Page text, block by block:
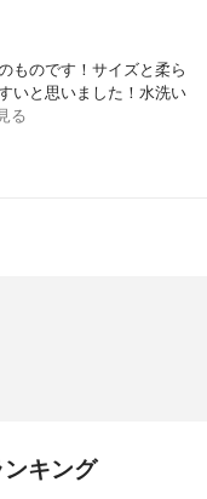
ものです！サイズと柔ら
いと思いました！水洗い
る
キング